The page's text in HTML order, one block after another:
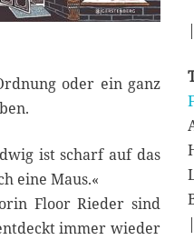
oder ein ganz
ist scharf auf das
eine Maus.«
Floor Rieder sind
immer wieder
|
|